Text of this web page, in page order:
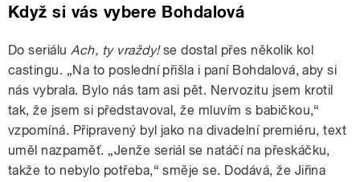
Když si vás vybere Bohdalová
Do seriáluAch, ty vraždy!se dostal přes několik kol
castingu. „Na to poslední přišla i paní Bohdalová, aby si
nás vybrala. Bylo nás tam asi pět. Nervozitu jsem krotil
tak, že jsem si představoval, že mluvím s babičkou,“
vzpomíná. Připravený byl jako na divadelní premiéru, text
uměl nazpaměť. „Jenže seriál se natáčí na přeskáčku,
takže to nebylo potřeba,“ směje se. Dodává, že Jiřina